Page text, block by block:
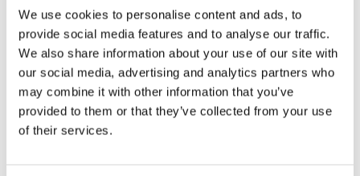
We use cookies to personalise content and ads, to
provide social media features and to analyse our traffic.
We also share information about your use of our site with
our social media, advertising and analytics partners who
may combine it with other information that you’ve
provided to them or that they’ve collected from your use
of their services.
LALIGA
FINALIZADO
1-0